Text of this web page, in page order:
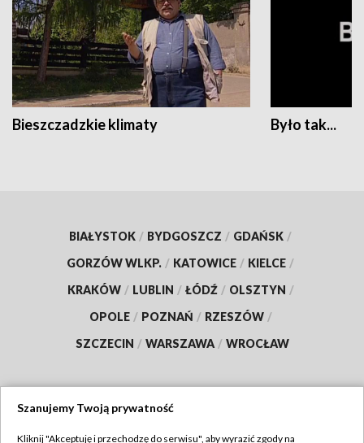
Bieszczadzkie klimaty Było tak...
BIAŁYSTOK / BYDGOSZCZ / GDAŃSK /
GORZÓW WLKP. / KATOWICE / KIELCE /
KRAKÓW / LUBLIN / ŁÓDŹ / OLSZTYN /
OPOLE / POZNAŃ / RZESZÓW /
SZCZECIN / WARSZAWA / WROCŁAW
Szanujemy Twoją prywatność
Kliknij "Akceptuję i przechodzę do serwisu", aby wyrazić zgody na